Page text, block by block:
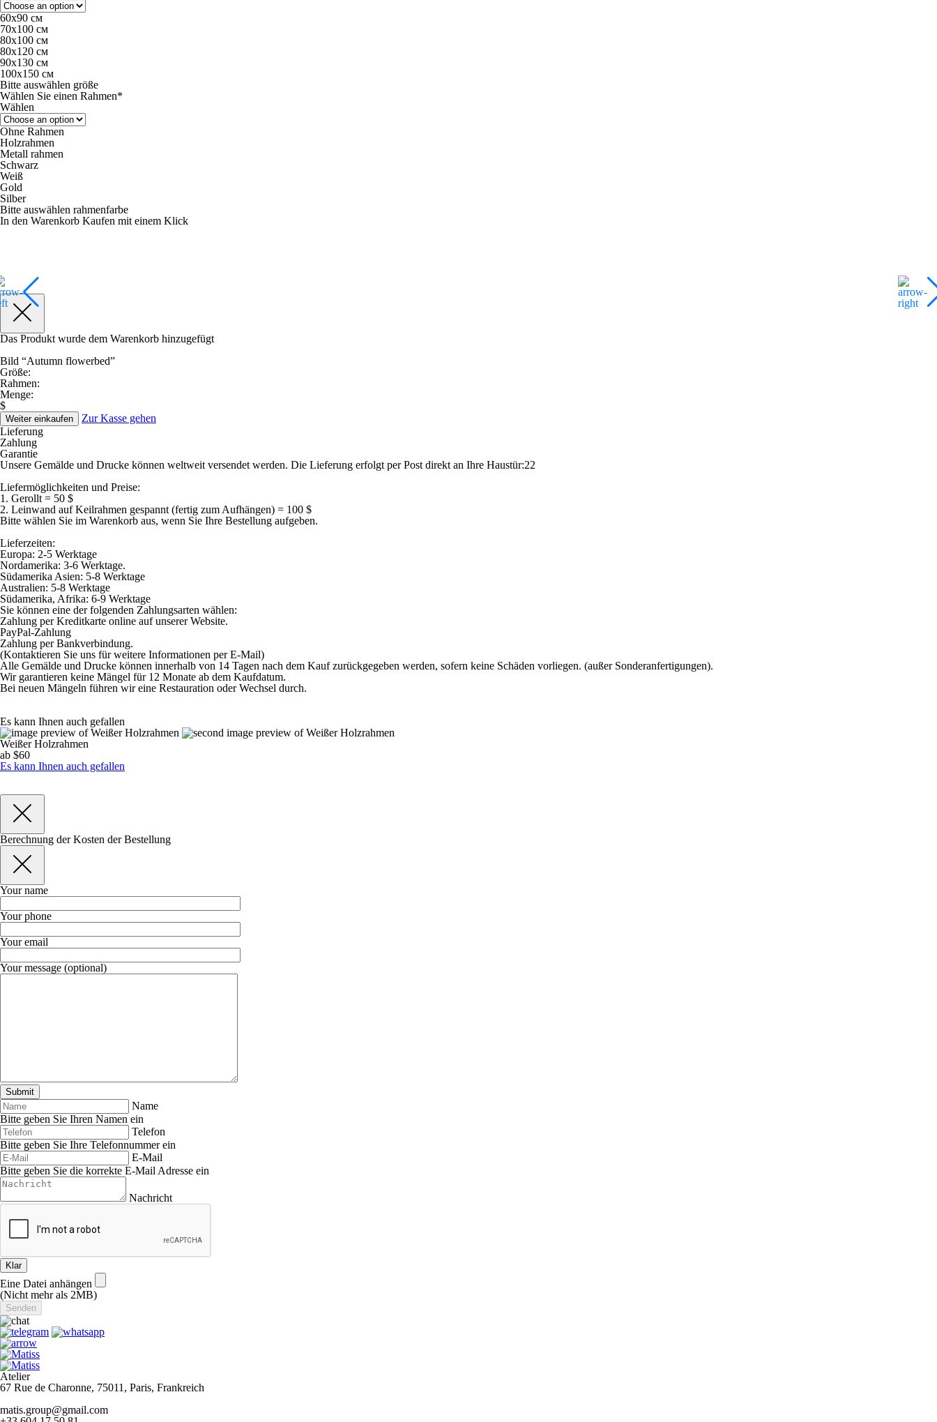
60х90 см
70х100 см
80х100 см
80х120 см
90x130 см
100х150 см
Bitte auswählen größe
Wählen Sie einen Rahmen*
Wählen
Ohne Rahmen
Holzrahmen
Metall rahmen
Schwarz
Weiß
Gold
Silber
Bitte auswählen rahmenfarbe
In den Warenkorb Kaufen mit einem Klick
Das Produkt wurde dem Warenkorb hinzugefügt
Bild “Autumn flowerbed”
Größe:
Rahmen:
Menge:
$
Weiter einkaufen
Zur Kasse gehen
Lieferung
Zahlung
Garantie
Unsere Gemälde und Drucke können weltweit versendet werden. Die Lieferung erfolgt per Post direkt an Ihre Haustür:22
Liefermöglichkeiten und Preise:
1. Gerollt = 50 $
2. Leinwand auf Keilrahmen gespannt (fertig zum Aufhängen) = 100 $
Bitte wählen Sie im Warenkorb aus, wenn Sie Ihre Bestellung aufgeben.
Lieferzeiten:
Europa: 2-5 Werktage
Nordamerika: 3-6 Werktage.
Südamerika Asien: 5-8 Werktage
Australien: 5-8 Werktage
Südamerika, Afrika: 6-9 Werktage
Sie können eine der folgenden Zahlungsarten wählen:
Zahlung per Kreditkarte online auf unserer Website.
PayPal-Zahlung
Zahlung per Bankverbindung.
(Kontaktieren Sie uns für weitere Informationen per E-Mail)
Alle Gemälde und Drucke können innerhalb von 14 Tagen nach dem Kauf zurückgegeben werden, sofern keine Schäden vorliegen. (außer Sonderanfertigungen).
Wir garantieren keine Mängel für 12 Monate ab dem Kaufdatum.
Bei neuen Mängeln führen wir eine Restauration oder Wechsel durch.
Es kann Ihnen auch gefallen
Weißer Holzrahmen
ab $60
Es kann Ihnen auch gefallen
Berechnung der Kosten der Bestellung
Your name
Your phone
Your email
Your message (optional)
Name
Bitte geben Sie Ihren Namen ein
Telefon
Bitte geben Sie Ihre Telefonnummer ein
E-Mail
Bitte geben Sie die korrekte E-Mail Adresse ein
Nachricht
Klar
Eine Datei anhängen
(Nicht mehr als 2MB)
Atelier
67 Rue de Charonne, 75011, Paris, Frankreich
matis.group@gmail.com